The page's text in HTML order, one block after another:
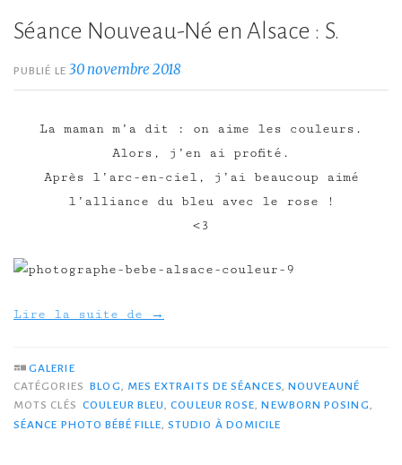
Séance Nouveau-Né en Alsace : S.
PUBLIÉ LE 30 novembre 2018
La maman m’a dit : on aime les couleurs.
Alors, j’en ai profité.
Après l’arc-en-ciel, j’ai beaucoup aimé
l’alliance du bleu avec le rose !
<3
Lire la suite de →
GALERIE
CATÉGORIES BLOG, MES EXTRAITS DE SÉANCES, NOUVEAUNÉ
MOTS CLÉS COULEUR BLEU,COULEUR ROSE,NEWBORN POSING,
SÉANCE PHOTO BÉBÉ FILLE,STUDIO À DOMICILE